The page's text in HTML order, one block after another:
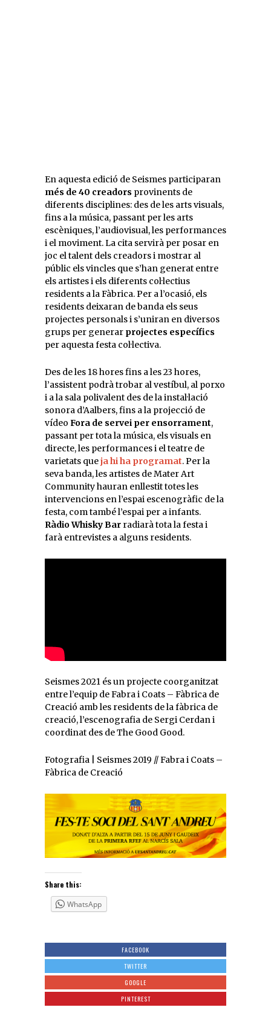
En aquesta edició de Seismes participaran
més de 40 creadors provinents de
diferents disciplines: des de les arts visuals,
fins a la música, passant per les arts
escèniques, l’audiovisual, les performances
i el moviment. La cita servirà per posar en
joc el talent dels creadors i mostrar al
públic els vincles que s’han generat entre
els artistes i els diferents col·lectius
residents a la Fàbrica. Per a l’ocasió, els
residents deixaran de banda els seus
projectes personals i s’uniran en diversos
grups per generar projectes específics
per aquesta festa col·lectiva.
Des de les 18 hores fins a les 23 hores,
l’assistent podrà trobar al vestíbul, al porxo
i a la sala polivalent des de la instal·lació
sonora d’Aalbers, fins a la projecció de
vídeo Fora de servei per ensorrament,
passant per tota la música, els visuals en
directe, les performances i el teatre de
varietats queja hi ha programat. Per la
seva banda, les artistes de Mater Art
Community hauran enllestit totes les
intervencions en l’espai escenogràfic de la
festa, com també l’espai per a infants.
Ràdio Whisky Bar radiarà tota la festa i
farà entrevistes a alguns residents.
Seismes 2021 és un projecte coorganitzat
entre l’equip de Fabra i Coats – Fàbrica de
Creació amb les residents de la fàbrica de
creació, l’escenografia de Sergi Cerdan i
coordinat des de The Good Good.
Fotografia | Seismes 2019 // Fabra i Coats –
Fàbrica de Creació
Share this:
WhatsApp
FACEBOOK
TWITTER
GOOGLE
PINTEREST